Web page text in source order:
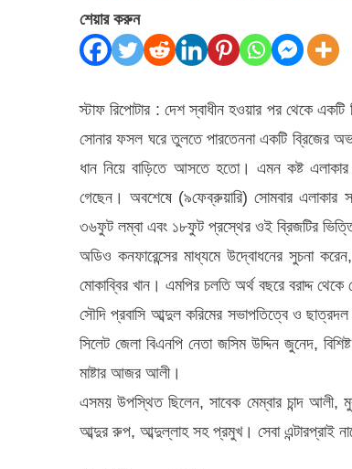
শেয়ার করুন
স্টাফ রিপোটার : দেশ স্বাধীন হওয়ার পর থেকে
সোনার ফসল ঘরে তুলতে পারতেননা একটি ব্রিজের
ধান নিয়ে বাড়িতে আসতে হতো। এমন কষ্ট
গেছেন। অবশেষে (৯ফেব্রুয়ারি) সোমবার এলাকার
৩৬ফুট লম্বা এবং ১৮ফুট প্রস্থের ওই ব্রিজটির
অডিও কনফারেন্সের মাধ্যমে উদ্বোধনের সুচনা
মোকাব্বির খান। এমপির চলতি অর্থ বছরে বরাদ্দ
সৌদি প্রবাসি আব্দুল করিমের সভাপতিত্বে ও
সিলেট জেলা বিএনপি নেতা জসিম উদ্দিন জুনেদ,
মাষ্টার আজর আলী।
এসময় উপস্থিত ছিলেন, সাবেক মেম্বার চান্দ
আব্দুর রুপ, আব্দুল্লাহ সহ প্রমুখ। সেবা এন্টারপ্রাই